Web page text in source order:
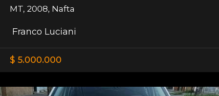
MT, 2008, Nafta
Franco Luciani
$ 5.000.000